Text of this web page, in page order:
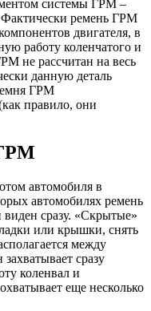
системы ГРМ –
Фактически ремень ГРМ
двигателя, в
работу коленчатого и
не рассчитан на весь
данную деталь
ГРМ
правило, они
автомобиля в
автомобилях ремень
сразу. «Скрытые»
или крышки, снять
между
сразу
коленвал и
еще несколько